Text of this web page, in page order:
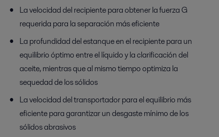
La velocidad del recipiente para obtener la fuerza G
requerida para la separación más eficiente
La profundidad del estanque en el recipiente para un
equilibrio óptimo entre el líquido y la clarificación del
aceite, mientras que al mismo tiempo optimiza la
sequedad de los sólidos
La velocidad del transportador para el equilibrio más
eficiente para garantizar un desgaste mínimo de los
sólidos abrasivos